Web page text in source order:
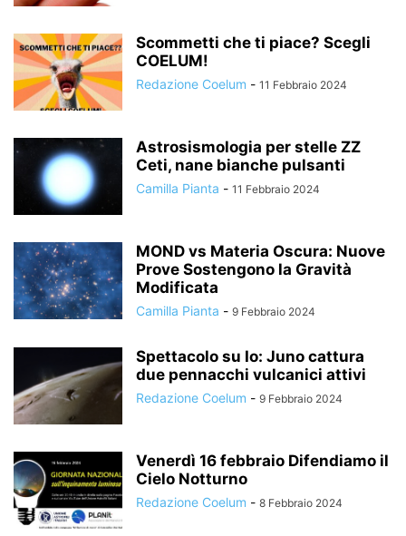
Scommetti che ti piace? Scegli
COELUM!
Redazione Coelum - 11 Febbraio 2024
Astrosismologia per stelle ZZ
Ceti, nane bianche pulsanti
Camilla Pianta - 11 Febbraio 2024
MOND vs Materia Oscura: Nuove
Prove Sostengono la Gravità
Modificata
Camilla Pianta - 9 Febbraio 2024
Spettacolo su Io: Juno cattura
due pennacchi vulcanici attivi
Redazione Coelum - 9 Febbraio 2024
Venerdì 16 febbraio Difendiamo il
Cielo Notturno
Redazione Coelum - 8 Febbraio 2024